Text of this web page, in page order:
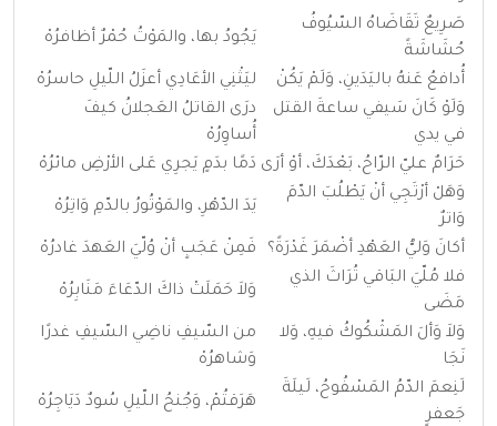
صَرِيعٌ تَقَاضَاهُ السّيُوفُ
حُشَاشَةً
يَجُودُ بها، والمَوْتُ حُمْرٌ أظافرُهْ
أُدافعُ عَنهُ باليَدَينِ، وَلَمْ يَكُنْ
ليَثْنِي الأعَادِي أعزَلُ اللّيلِ حاسرُهْ
وَلَوْ كَانَ سَيفي ساعةَ القتل
في يدي
درَى القاتلُ العَجلانُ كيفَ
أُساوِرُهْ
حَرَامٌ عليّ الرّاحُ، بَعْدَكَ، أوْ أرَى دَمًا بدَمٍ يَجرِي عَلى الأرْضِ مائرُهْ
وَهَلْ أرْتَجِي أنْ يَطْلُبَ الدّمَ
وَاترٌ
يَدَ الدّهْرِ، والمَوْتُورُ بالدّمِ وَاتِرُهْ
أكانَ وَليُّ العَهْدِ أضْمَرَ غَدْرَةً؟
فَمِنْ عَجَبٍ أنْ وُلّيَ العَهدَ غادرُهْ
فلا مُلّيَ البَاقي تُرَاثَ الذي
مَضَى
وَلاَ حَمَلَتْ ذاكَ الدّعَاءَ مَنَابِرُهْ
وَلاَ وَألَ المَشْكُوكُ فيهِ، وَلا
نَجَا
من السّيفِ ناضِي السّيفِ غدرًا
وَشاهرُهْ
لَنِعمَ الدّمُ المَسْفُوحُ، لَيلَةَ
جَعفرٍ
هَرَقتُمْ، وَجُنحُ اللّيلِ سُودٌ دَيَاجِرُهْ